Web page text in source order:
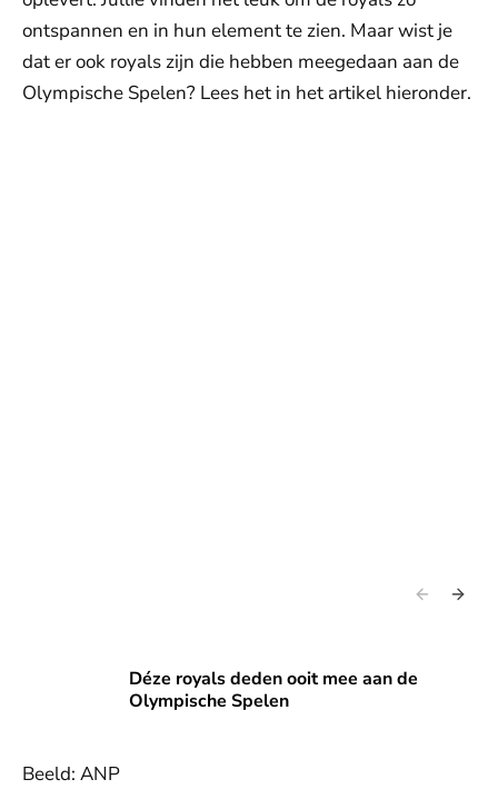
ontspannen en in hun element te zien. Maar wist je
dat er ook royals zijn die hebben meegedaan aan de
Olympische Spelen? Lees het in het artikel hieronder.
Déze royals deden ooit mee aan de
Olympische Spelen
Déze royals deden ooit mee aan de Olympische Spelen
Beeld: ANP